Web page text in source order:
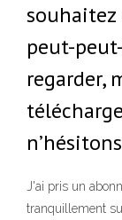
souhaitez
peut-
regarder,
J'ai pris un
tranquillement